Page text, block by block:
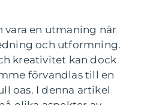
en utmaning när
och utformning.
kreativitet kan dock
förvandlas till en
oas. I denna artikel